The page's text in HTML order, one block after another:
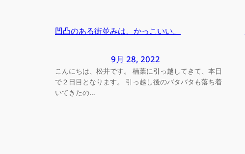
凹凸のある街並みは、かっこいい。
9月 28, 2022
こんにちは、松井です。 楠葉に引っ越してきて、本日
で２日目となります。 引っ越し後のバタバタも落ち着
いてきたの…